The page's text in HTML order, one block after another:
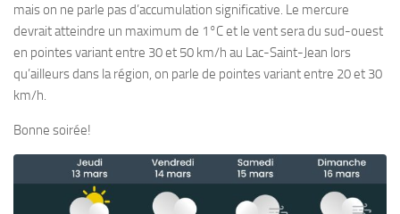
mais on ne parle pas d’accumulation significative. Le mercure
devrait atteindre un maximum de 1°C et le vent sera du sud-ouest
en pointes variant entre 30 et 50 km/h au Lac-Saint-Jean lors
qu’ailleurs dans la région, on parle de pointes variant entre 20 et 30
km/h.
Bonne soirée!